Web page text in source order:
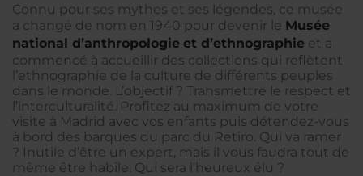
Connu pour ses mythes et ses légendes, ce musée
a changé de nom en 1940 pour devenir le Musée
national d’anthropologie et d’ethnographie et a
commencé à accueillir des collections qui reflètent
l’ethnographie de la culture de différents peuples
dans le monde. L’objectif ? Transmettre le respect et
l’interculturalité. Profitez au maximum de votre
visite à Madrid avec vos enfants puis détendez-vous
à bord des barques du parc du Retiro. Qui va ramer
? Inutile d’être un expert, mais il vous faudra tout de
même être habile. Qui sera l’heureux élu ?